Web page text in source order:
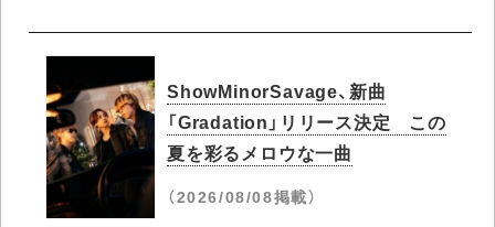
ShowMinorSavage、新曲
「Gradation」リリース決定 この
夏を彩るメロウな一曲
（2026/08/08掲載）